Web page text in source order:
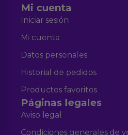
Mi cuenta
Iniciar sesión
Mi cuenta
Datos personales
Historial de pedidos
Productos favoritos
Páginas legales
Aviso legal
Condiciones generales de